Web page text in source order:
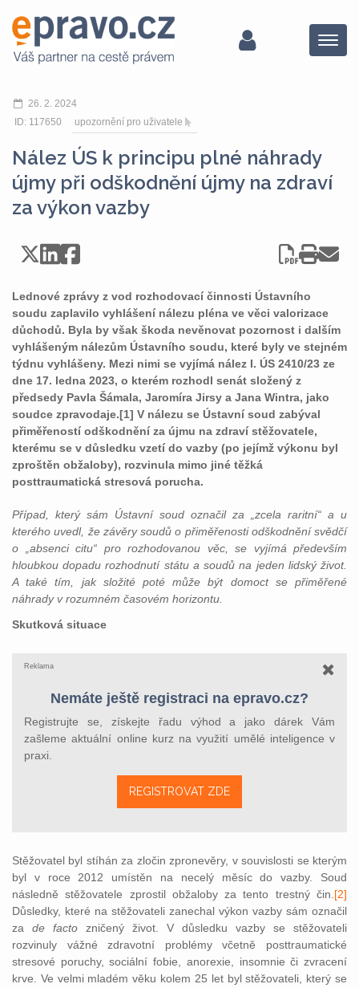
Menu
26. 2. 2024
ID: 117650
upozornění pro uživatele
Nález ÚS k principu plné náhrady
újmy při odškodnění újmy na zdraví
za výkon vazby
Lednové zprávy z vod rozhodovací činnosti Ústavního
soudu zaplavilo vyhlášení nálezu pléna ve věci valorizace
důchodů. Byla by však škoda nevěnovat pozornost i dalším
vyhlášeným nálezům Ústavního soudu, které byly ve stejném
týdnu vyhlášeny. Mezi nimi se vyjímá nález I. ÚS 2410/23 ze
dne 17. ledna 2023, o kterém rozhodl senát složený z
předsedy Pavla Šámala, Jaromíra Jirsy a Jana Wintra, jako
soudce zpravodaje.[1] V nálezu se Ústavní soud zabýval
přiměřeností odškodnění za újmu na zdraví stěžovatele,
kterému se v důsledku vzetí do vazby (po jejímž výkonu byl
zproštěn obžaloby), rozvinula mimo jiné těžká
posttraumatická stresová porucha.
Případ, který sám Ústavní soud označil za „zcela raritní“ a u
kterého uvedl, že závěry soudů o přiměřenosti odškodnění svědčí
o „absenci citu“ pro rozhodovanou věc, se vyjímá především
hloubkou dopadu rozhodnutí státu a soudů na jeden lidský život.
A také tím, jak složité poté může být domoct se přiměřené
náhrady v rozumném časovém horizontu.
Skutková situace
Reklama
Nemáte ještě registraci na epravo.cz?
Registrujte se, získejte řadu výhod a jako dárek Vám
zašleme aktuální online kurz na využití umělé inteligence v
praxi.
REGISTROVAT ZDE
Stěžovatel byl stíhán za zločin zpronevěry, v souvislosti se kterým
byl v roce 2012 umístěn na necelý měsíc do vazby. Soud
následně stěžovatele zprostil obžaloby za tento trestný čin. [2]
Důsledky, které na stěžovateli zanechal výkon vazby sám označil
za de facto zničený život. V důsledku vazby se stěžovateli
rozvinuly vážné zdravotní problémy včetně posttraumatické
stresové poruchy, sociální fobie, anorexie, insomnie či zvracení
krve. Ve velmi mladém věku kolem 25 let byl stěžovateli, který se